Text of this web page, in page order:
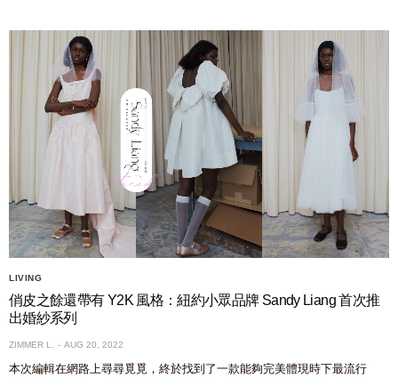
LIVING
俏皮之餘還帶有 Y2K 風格：紐約小眾品牌 Sandy Liang 首次推
出婚紗系列
ZIMMER L. AUG 20, 2022
本次編輯在網路上尋尋覓覓，終於找到了一款能夠完美體現時下最流行